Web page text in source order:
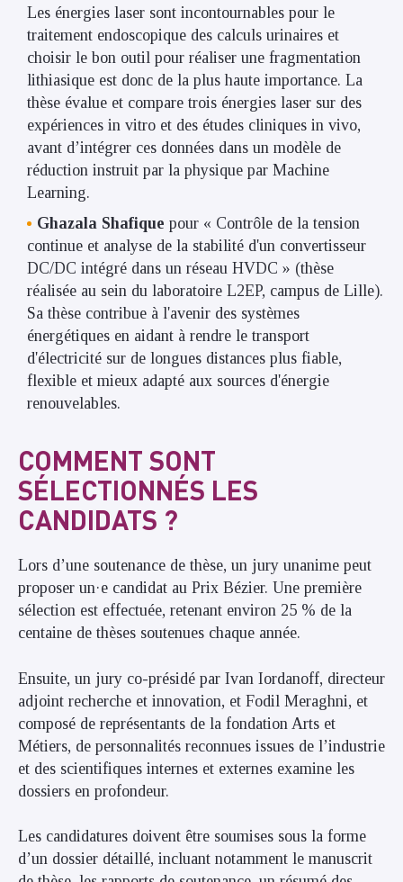
Les énergies laser sont incontournables pour le
traitement endoscopique des calculs urinaires et
choisir le bon outil pour réaliser une fragmentation
lithiasique est donc de la plus haute importance. La
thèse évalue et compare trois énergies laser sur des
expériences in vitro et des études cliniques in vivo,
avant d’intégrer ces données dans un modèle de
réduction instruit par la physique par Machine
Learning.
Ghazala Shafique pour « Contrôle de la tension
continue et analyse de la stabilité d'un convertisseur
DC/DC intégré dans un réseau HVDC » (thèse
réalisée au sein du laboratoire L2EP, campus de Lille).
Sa thèse contribue à l'avenir des systèmes
énergétiques en aidant à rendre le transport
d'électricité sur de longues distances plus fiable,
flexible et mieux adapté aux sources d'énergie
renouvelables.
COMMENT SONT
SÉLECTIONNÉS LES
CANDIDATS ?
Lors d’une soutenance de thèse, un jury unanime peut
proposer un·e candidat au Prix Bézier. Une première
sélection est effectuée, retenant environ 25 % de la
centaine de thèses soutenues chaque année.
Ensuite, un jury co-présidé par Ivan Iordanoff, directeur
adjoint recherche et innovation, et Fodil Meraghni, et
composé de représentants de la fondation Arts et
Métiers, de personnalités reconnues issues de l’industrie
et des scientifiques internes et externes examine les
dossiers en profondeur.
Les candidatures doivent être soumises sous la forme
d’un dossier détaillé, incluant notamment le manuscrit